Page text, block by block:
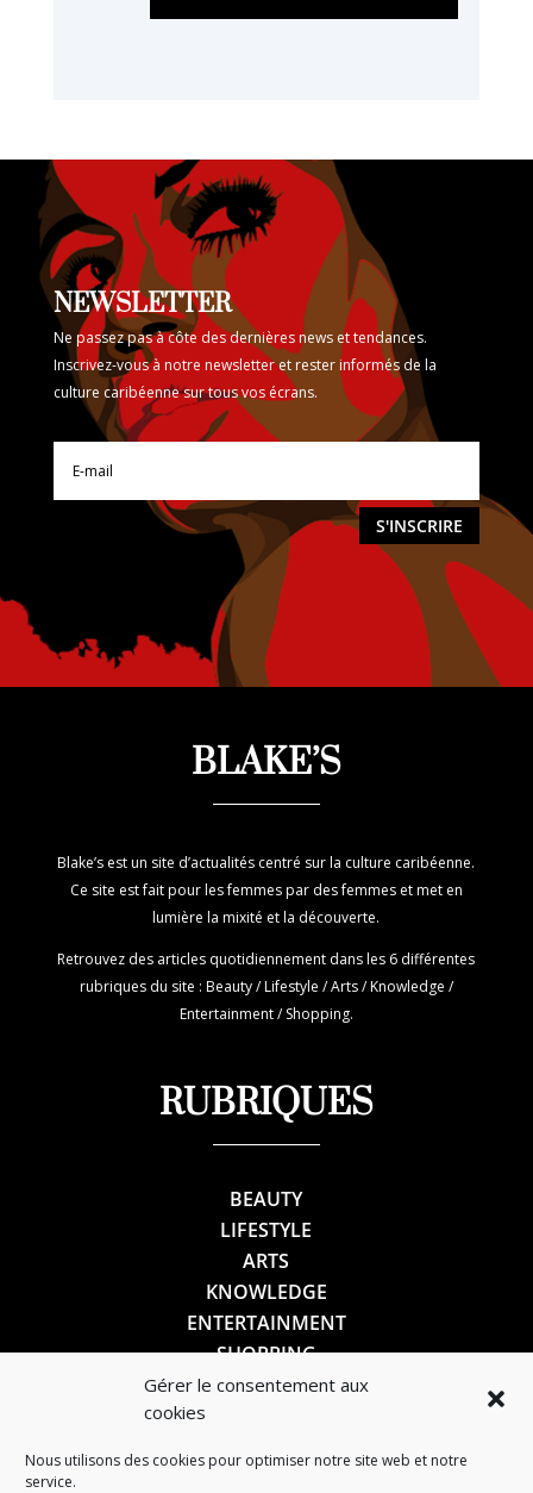
Gérer le consentement aux
cookies
Nous utilisons des cookies pour optimiser notre site web et notre
service.
NEWSLETTER
Ne passez pas à côte des dernières news et tendances.
Inscrivez-vous à notre newsletter et rester informés de la
culture caribéenne sur tous vos écrans.
S'INSCRIRE
BLAKE’S
Blake’s est un site d’actualités centré sur la culture caribéenne.
Ce site est fait pour les femmes par des femmes et met en
lumière la mixité et la découverte.
Retrouvez des articles quotidiennement dans les 6 différentes
rubriques du site : Beauty / Lifestyle / Arts / Knowledge /
Entertainment / Shopping.
RUBRIQUES
BEAUTY
LIFESTYLE
ARTS
KNOWLEDGE
ENTERTAINMENT
SHOPPING
SUIVEZ-NOUS